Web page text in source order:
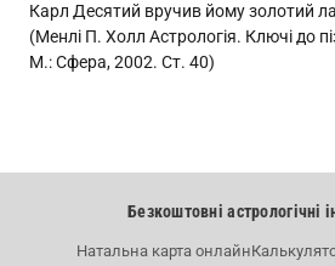
Карл Десятий вручив йому золотий
(Менлі П. Холл Астрологія. Ключі до
М.: Сфера, 2002. Ст. 40)
Безкоштовні астрологічні
Натальна карта онлайн